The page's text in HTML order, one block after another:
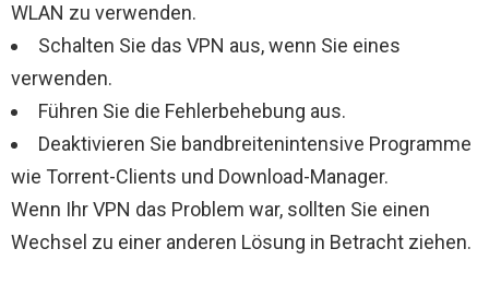
WLAN zu verwenden.
Schalten Sie das VPN aus, wenn Sie eines
verwenden.
Führen Sie die Fehlerbehebung aus.
Deaktivieren Sie bandbreitenintensive Programme
wie Torrent-Clients und Download-Manager.
Wenn Ihr VPN das Problem war, sollten Sie einen
Wechsel zu einer anderen Lösung in Betracht ziehen.